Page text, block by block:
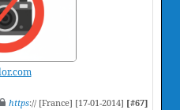
https:// [France] [17-01-2014] [#67]